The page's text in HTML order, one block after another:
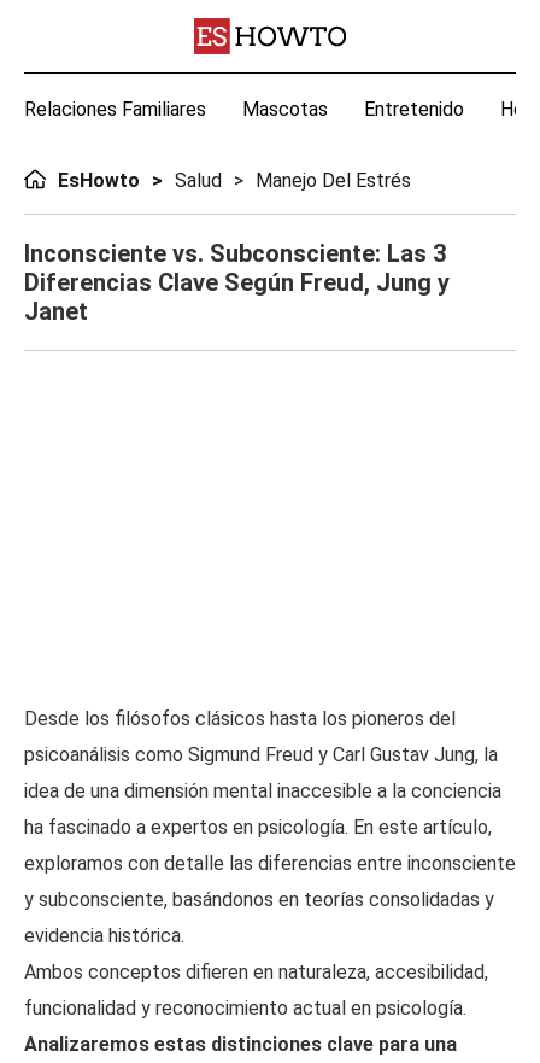
Relaciones Familiares Mascotas Entretenido
EsHowto Salud Manejo Del Estrés
Inconsciente vs. Subconsciente: Las 3
Diferencias Clave Según Freud, Jung y
Janet
Desde los filósofos clásicos hasta los pioneros del
psicoanálisis como Sigmund Freud y Carl Gustav Jung, la
idea de una dimensión mental inaccesible a la conciencia
ha fascinado a expertos en psicología. En este artículo,
exploramos con detalle las diferencias entre inconsciente
y subconsciente, basándonos en teorías consolidadas y
evidencia histórica.
Ambos conceptos difieren en naturaleza, accesibilidad,
funcionalidad y reconocimiento actual en psicología.
Analizaremos estas distinciones clave para una